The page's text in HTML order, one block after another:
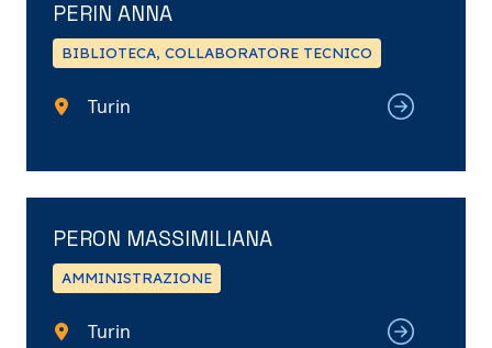
PERIN ANNA
BIBLIOTECA, COLLABORATORE TECNICO
Turin
PERON MASSIMILIANA
AMMINISTRAZIONE
Turin